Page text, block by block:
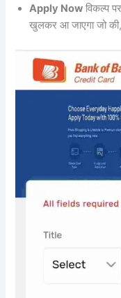
Apply Now विकल्प
खुलकर आ जाएगा जो की,